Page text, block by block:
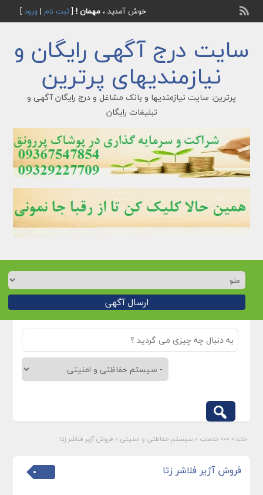
خوش آمدید ، مهمان ![ثبت نام | ورود]
سایت درج آگهی رایگان و
نیازمندیهای پرترین
پرترین: سایت نیازمندیها و بانک مشاغل و درج رایگان آگهی و
تبلیغات رایگان
ارسال آگهی
خانه » »»» خدمات » سیستم حفاظتی و امنیتی » فروش آژیر فلاشر زتا
فروش آژیر فلاشر زتا